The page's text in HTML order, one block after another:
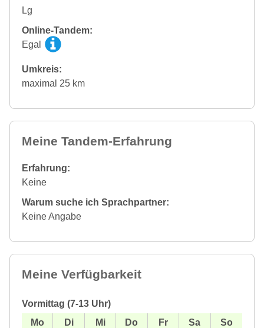
Lg
Online-Tandem:
Egal
Umkreis:
maximal 25 km
Meine Tandem-Erfahrung
Erfahrung:
Keine
Warum suche ich Sprachpartner:
Keine Angabe
Meine Verfügbarkeit
Vormittag (7-13 Uhr)